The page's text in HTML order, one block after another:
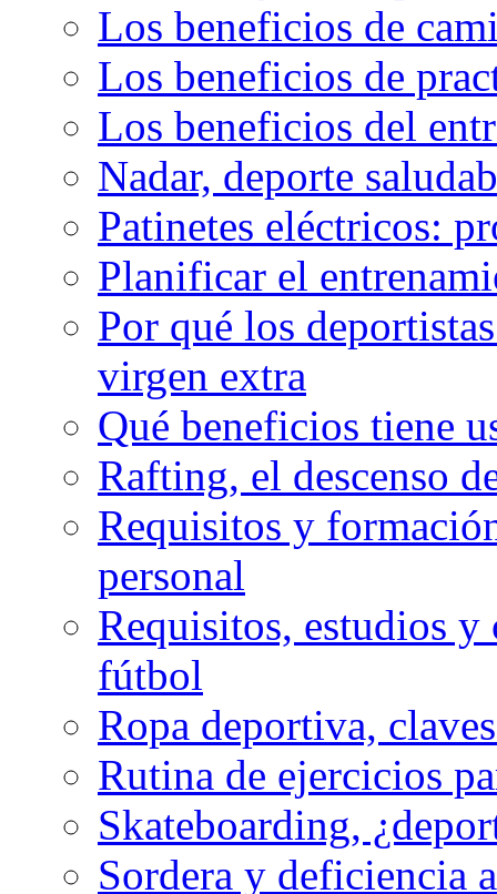
Los beneficios de
Los beneficios de
Los beneficios del
Nadar, deporte
Patinetes eléctricos:
Planificar el
Por qué los
virgen extra
Qué beneficios tiene
Rafting, el descenso
Requisitos y
personal
Requisitos, estudios y
fútbol
Ropa deportiva,
Rutina de ejercicios
Skateboarding,
Sordera y deficiencia